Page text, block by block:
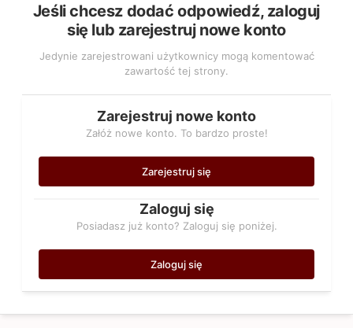
Jeśli chcesz dodać odpowiedź, zaloguj
się lub zarejestruj nowe konto
Jedynie zarejestrowani użytkownicy mogą komentować
zawartość tej strony.
Zarejestruj nowe konto
Załóż nowe konto. To bardzo proste!
Zarejestruj się
Zaloguj się
Posiadasz już konto? Zaloguj się poniżej.
Zaloguj się